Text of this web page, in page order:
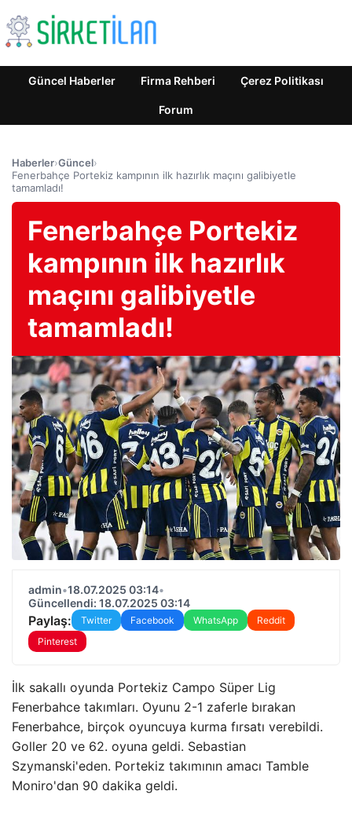
Güncel Haberler Firma Rehberi Çerez Politikası
Forum
Haberler›Güncel›
Fenerbahçe Portekiz kampının ilk hazırlık maçını galibiyetle
tamamladı!
Fenerbahçe Portekiz
kampının ilk hazırlık
maçını galibiyetle
tamamladı!
admin•18.07.2025 03:14•
Güncellendi: 18.07.2025 03:14
Paylaş: Twitter Facebook WhatsApp
Reddit
Pinterest
İlk sakallı oyunda Portekiz Campo Süper Lig
Fenerbahce takımları. Oyunu 2-1 zaferle bırakan
Fenerbahce, birçok oyuncuya kurma fırsatı verebildi.
Goller 20 ve 62. oyuna geldi. Sebastian
Szymanski'eden. Portekiz takımının amacı Tamble
Moniro'dan 90 dakika geldi.